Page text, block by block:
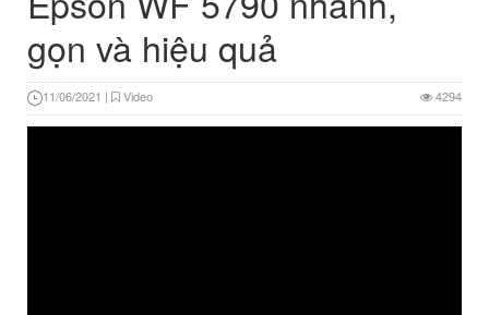
gọn và hiệu quả
11/06/2021 | Video 4294